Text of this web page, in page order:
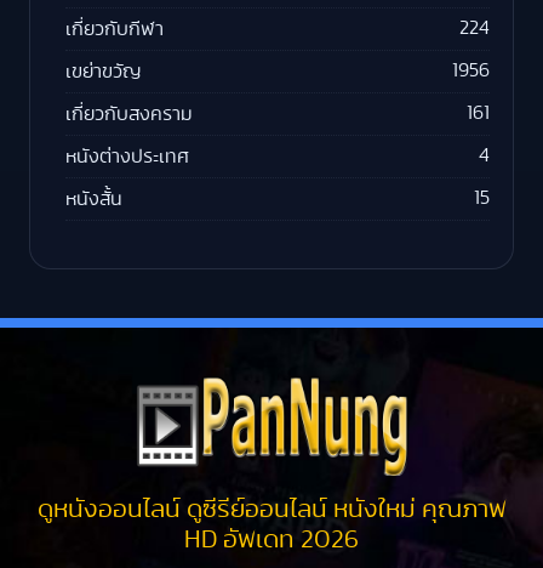
เกี่ยวกับกีฬา 224
เขย่าขวัญ 1956
เกี่ยวกับสงคราม 161
หนังต่างประเทศ 4
หนังสั้น 15
ดูหนังออนไลน์ ดูซีรีย์ออนไลน์ หนังใหม่ คุณภาพ
HD อัพเดท 2026